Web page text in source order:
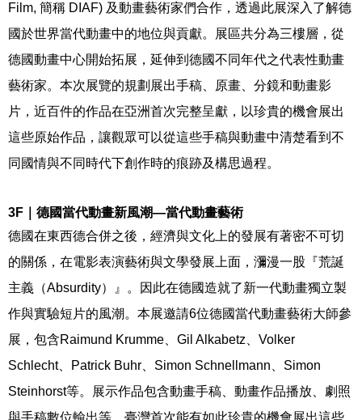
Film, 簡稱 DIAF) 及動畫藝術家們合作，透過此展深入了解德
國於世界當代動畫中的地位與貢獻。展區共分為三樓層，從
德國動畫中心開始拓展，延伸到德國不同年代之代表性動畫
藝術家。本次展覽的規劃展出手稿、原畫、分鏡和動畫影
片，近百件的作品在亞洲首次完整呈獻，以珍貴的機會展出
這些原始作品，讓觀眾可以從這些手稿與動畫中清楚看到不
同國情與不同時代下創作時的痕跡及構思過程。
3F ｜德國當代動畫新風潮—當代動畫藝術
德國在東西德合併之後，經濟與文化上的發展有著密不可切
的關係，在電影表演藝術與文學發展上面，瀰漫一股『荒誕
主義（Absurdity）』。因此在德國造就了新一代動畫獨立製
作與實驗短片的風潮。本展邀請6位德國當代動畫藝術大師參
展，包含Raimund Krumme Gil Alkabetz
Volker
Schlecht、 Patrick Buhr Simon Schnellmann
Simon
Steinhorst等。展示作品包含動畫手稿、動畫作品播放、劇照
與手稿數位輸出等。臺灣首次能有如此珍貴的機會展出這些